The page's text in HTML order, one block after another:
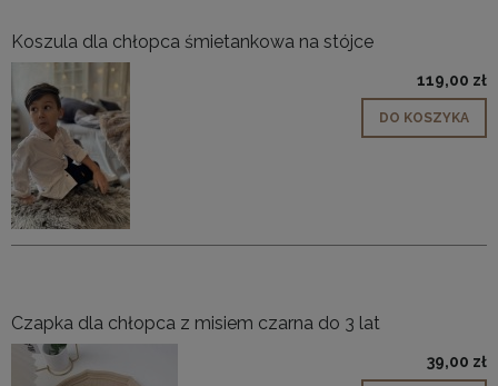
Koszula dla chłopca śmietankowa na stójce
119,00 zł
DO KOSZYKA
Czapka dla chłopca z misiem czarna do 3 lat
39,00 zł